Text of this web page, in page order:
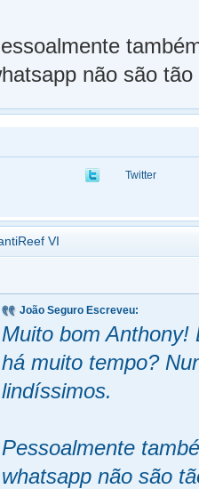
não são
Twitter
VI
João Seguro Escreveu:
Muito bom
há muito tempo?
lindíssimos.
Pessoalmente
whatsapp não são